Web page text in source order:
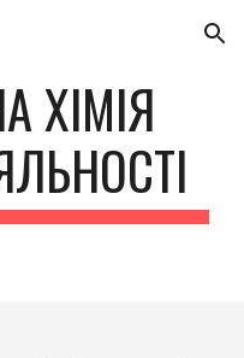
Skip to navigation
ХІМІЯ